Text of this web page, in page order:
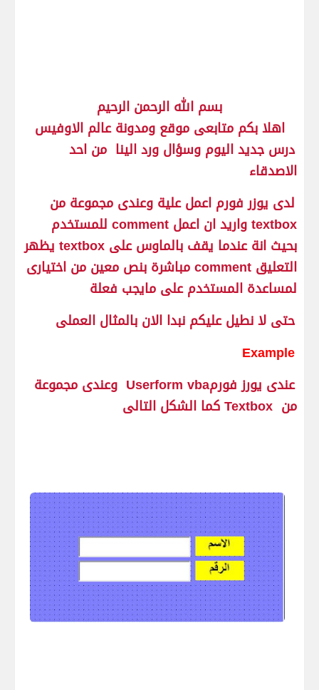
بسم الله الرحمن الرحيم
اهلا بكم متابعى موقع ومدونة عالم الاوفيس
درس جديد اليوم وسؤال ورد الينا من احد
الاصدقاء
لدى يوزر فورم اعمل علية وعندى مجموعة من
textbox واريد ان اعمل comment للمستخدم
بحيث انة عندما يقف بالماوس على textbox يظهر
التعليق comment مباشرة بنص معين من اختيارى
لمساعدة المستخدم على مايجب فعلة
حتى لا نطيل عليكم نبدا الان بالمثال العملى
Example
عندى يورز فورمUserform vba وعندى مجموعة
من Textbox كما الشكل التالى